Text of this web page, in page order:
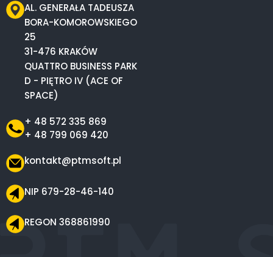
AL. GENERAŁA TADEUSZA
BORA-KOMOROWSKIEGO
25
31-476 KRAKÓW
QUATTRO BUSINESS PARK
D - PIĘTRO IV (ACE OF
SPACE)
+ 48 572 335 869
+ 48 799 069 420
kontakt@ptmsoft.pl
NIP 679-28-46-140
REGON 368861990